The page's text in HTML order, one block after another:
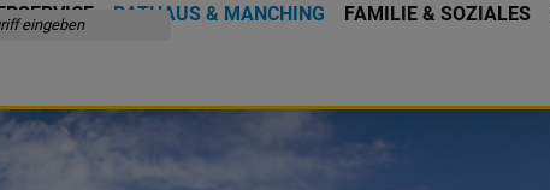
RATHAUS & MANCHING FAMILIE & SOZIALES